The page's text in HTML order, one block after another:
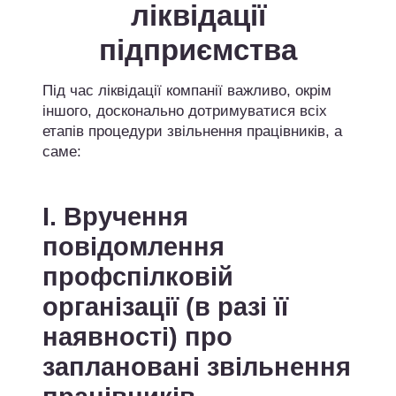
ліквідації
підприємства
Під час ліквідації компанії важливо, окрім
іншого, досконально дотримуватися всіх
етапів процедури звільнення працівників, а
саме:
І. Вручення
повідомлення
профспілковій
організації (в разі її
наявності) про
заплановані звільнення